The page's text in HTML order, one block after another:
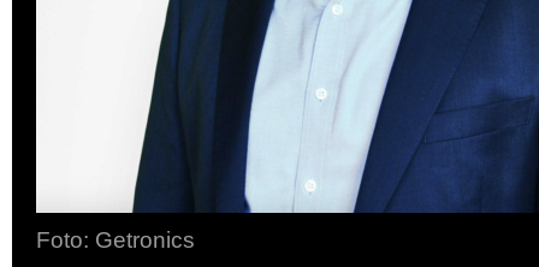
Foto: Getronics